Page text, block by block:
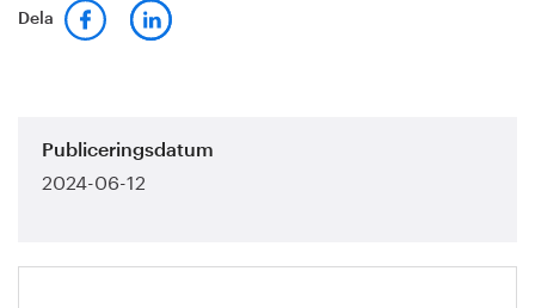
Dela
Publiceringsdatum
2024-06-12